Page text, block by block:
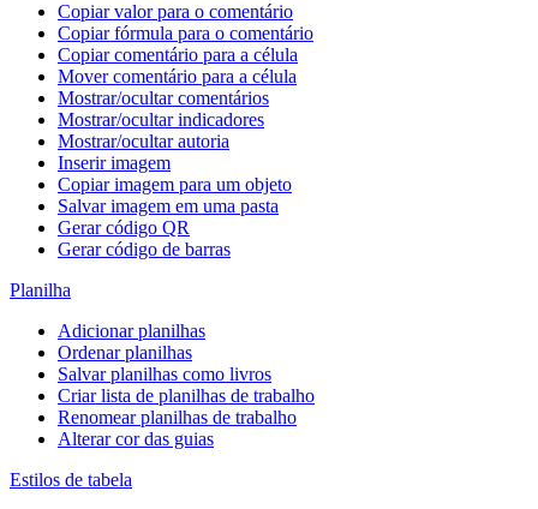
Copiar valor para o comentário
Copiar fórmula para o comentário
Copiar comentário para a célula
Mover comentário para a célula
Mostrar/ocultar comentários
Mostrar/ocultar indicadores
Mostrar/ocultar autoria
Inserir imagem
Copiar imagem para um objeto
Salvar imagem em uma pasta
Gerar código QR
Gerar código de barras
Planilha
Adicionar planilhas
Ordenar planilhas
Salvar planilhas como livros
Criar lista de planilhas de trabalho
Renomear planilhas de trabalho
Alterar cor das guias
Estilos de tabela